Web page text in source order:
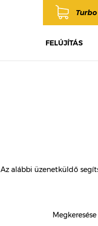
FELÚJÍTÁS
Az alábbi üzenetküldő